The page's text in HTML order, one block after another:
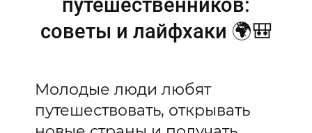
путешественников:
советы и лайфхаки 🌍🎒
Молодые люди любят
путешествовать, открывать